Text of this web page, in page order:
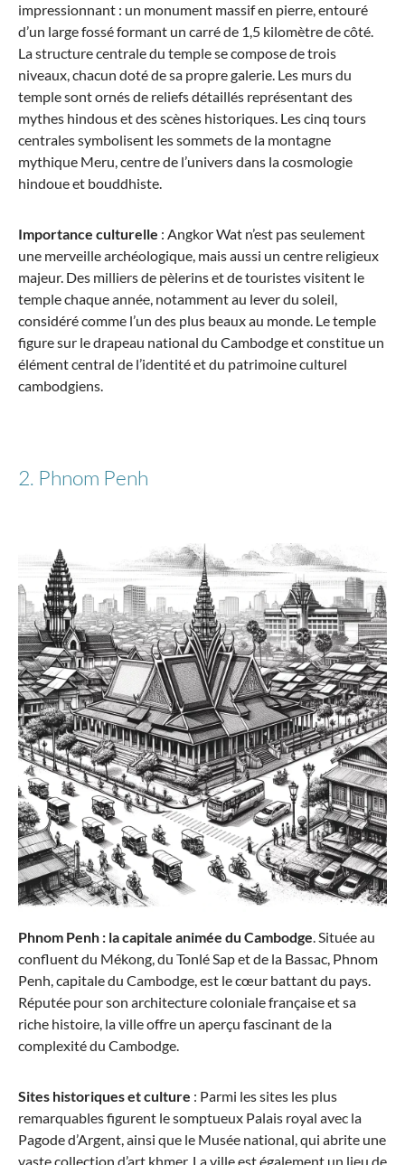
Samsonite
LITEBEAM Bagage à main à 2 roulettes, 45 cm
139,00 €* 125,00 €*
Travelite
-2%
Stratic
Straw + - Valise à coque rigide M (65 cm)
à partir de 136,94 €*
Travelite
impressionnant : un monument massif en pierre, entouré
d’un large fossé formant un carré de 1,5 kilomètre de côté.
La structure centrale du temple se compose de trois
niveaux, chacun doté de sa propre galerie. Les murs du
temple sont ornés de reliefs détaillés représentant des
mythes hindous et des scènes historiques. Les cinq tours
centrales symbolisent les sommets de la montagne
mythique Meru, centre de l’univers dans la cosmologie
hindoue et bouddhiste.
Importance culturelle : Angkor Wat n’est pas seulement
une merveille archéologique, mais aussi un centre religieux
majeur. Des milliers de pèlerins et de touristes visitent le
temple chaque année, notamment au lever du soleil,
considéré comme l’un des plus beaux au monde. Le temple
figure sur le drapeau national du Cambodge et constitue un
élément central de l’identité et du patrimoine culturel
cambodgiens.
2. Phnom Penh
Phnom Penh : la capitale animée du Cambodge. Située au
confluent du Mékong, du Tonlé Sap et de la Bassac, Phnom
Penh, capitale du Cambodge, est le cœur battant du pays.
Réputée pour son architecture coloniale française et sa
riche histoire, la ville offre un aperçu fascinant de la
complexité du Cambodge.
Sites historiques et culture : Parmi les sites les plus
remarquables figurent le somptueux Palais royal avec la
Pagode d’Argent, ainsi que le Musée national, qui abrite une
vaste collection d’art khmer. La ville est également un lieu de